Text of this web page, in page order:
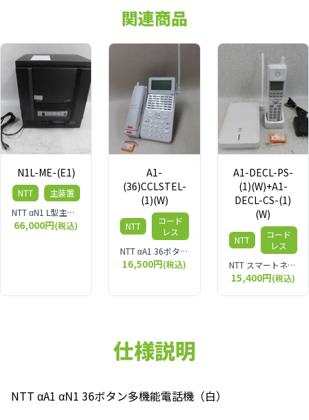
関連商品
N1L-ME-(E1)
NTT
主装置
NTT αN1 L型主装置 N1L-ME-(E1) 多機能電話機最大480台収容 外線最大で192ch 数百名規模のオフィスにも対応するビジネスフォン用主装置です。
66,000円(税込)
A1-
(36)CCLSTEL-
(1)(W)
NTT
コード
レス
NTT αA1 36ボタンカールコードレス電話機
16,500円(税込)
A1-DECL-PS-
(1)(W)+A1-
DECL-CS-(1)
(W)
NTT
コード
レス
NTT スマートネットコミュ二ティ αA1 コードレス電話機
15,400円(税込)
仕様説明
NTT αA1 αN1 36ボタン多機能電話機（白）